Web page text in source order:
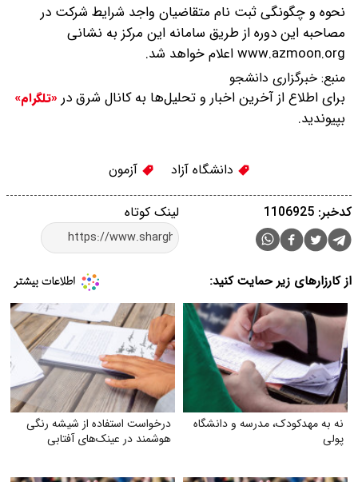
نحوه و چگونگی ثبت نام متقاضیان واجد شرایط شرکت در
مصاحبه این دوره از طریق سامانه این مرکز به نشانی
www.azmoon.org اعلام خواهد شد.
منبع: خبرگزاری دانشجو
برای اطلاع از آخرین اخبار و تحلیل‌ها به کانال شرق در «تلگرام»
بپیوندید.
دانشگاه آزاد آزمون
لینک کوتاه کدخبر: 1106925
از کارزارهای زیر حمایت کنید:
نه به مهدکودک، مدرسه و دانشگاه
پولی
درخواست استفاده از شیشه رنگی
هوشمند در عینک‌های آفتابی